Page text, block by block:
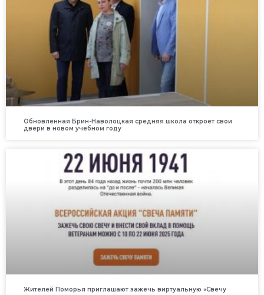
Обновленная Брин-Наволоцкая средняя школа откроет свои
двери в новом учебном году
Жителей Поморья приглашают зажечь виртуальную «Свечу